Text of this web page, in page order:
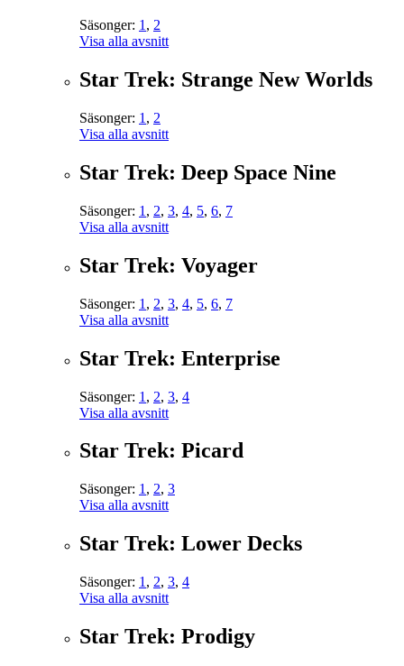
Säsonger: 1 , 2
Visa alla avsnitt
Star Trek: Strange New Worlds
Säsonger: 1 , 2
Visa alla avsnitt
Star Trek: Deep Space Nine
Säsonger: 1 , 2, 3, 4, 5, 6, 7
Visa alla avsnitt
Star Trek: Voyager
Säsonger: 1 , 2, 3, 4, 5, 6, 7
Visa alla avsnitt
Star Trek: Enterprise
Säsonger: 1 , 2, 3, 4
Visa alla avsnitt
Star Trek: Picard
Säsonger: 1 , 2, 3
Visa alla avsnitt
Star Trek: Lower Decks
Säsonger: 1 , 2, 3, 4
Visa alla avsnitt
Star Trek: Prodigy